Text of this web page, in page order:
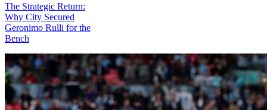
The Strategic Return:
Why City Secured
Geronimo Rulli for the
Bench